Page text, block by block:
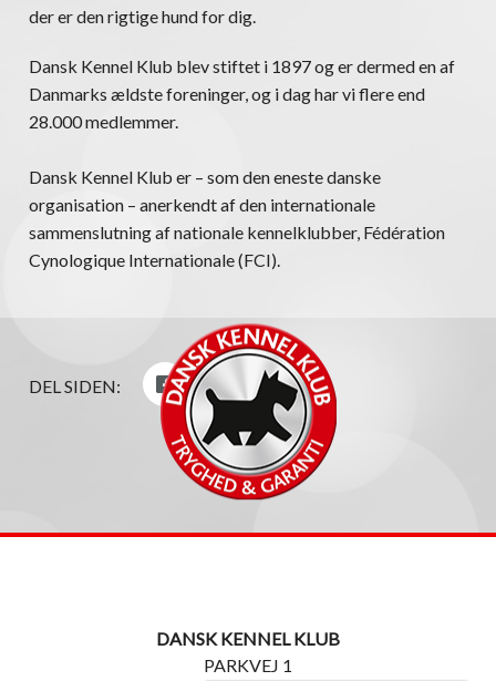
der er den rigtige hund for dig.
Dansk Kennel Klub blev stiftet i 1897 og er dermed en af
Danmarks ældste foreninger, og i dag har vi flere end
28.000 medlemmer.
Dansk Kennel Klub er – som den eneste danske
organisation – anerkendt af den internationale
sammenslutning af nationale kennelklubber, Fédération
Cynologique Internationale (FCI).
DEL SIDEN:
DANSK KENNEL KLUB
PARKVEJ 1